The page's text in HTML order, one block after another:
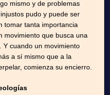
mismo y de problemas
pudo y puede ser
tomar tanta importancia
movimiento que busca una
Y cuando un movimiento
a sí mismo que a la
comienza su encierro.